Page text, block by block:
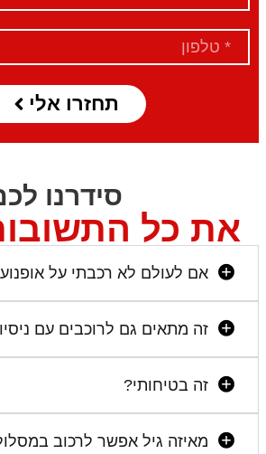
תחזרו אלי
סידרנו
את כל
אם לעולם לא רכבתי על
זה מתאים גם לרוכבים עם
זה בטיחותי?
מאיזה גיל אפשר לרכוב